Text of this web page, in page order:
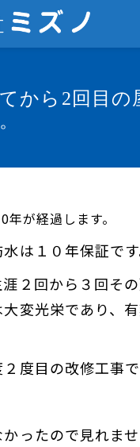
から2回目の
が経過します。
は１０年保証です
２回から３回そ
変光栄であり、
度目の改修工事で
ったので見れませ